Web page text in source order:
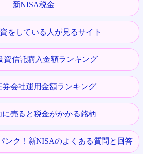
新NISA税金
をしている人が見るサイト
資信託購入金額ランキング
券会社運用金額ランキング
に売ると税金がかかる銘柄
ンク！新NISAのよくある質問と回答